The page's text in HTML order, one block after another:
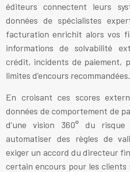
éditeurs connectent leurs
données de spécialistes
facturation enrichit alors vos
informations de solvabilité
crédit, incidents de paiement,
limites d’encours recommandées.
En croisant ces scores
données de comportement de
d’une vision 360° du
automatiser des règles de
exiger un accord du directeur
certain encours pour les clients